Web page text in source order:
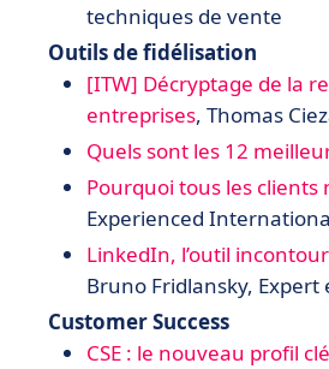
techniques de vente
Outils de fidélisation
[ITW] Décryptage de la
entreprises, Thomas
Quels sont les 12
Pourquoi tous les
Experienced
LinkedIn, l’outil
Bruno Fridlansky, Expert
Customer Success
CSE : le nouveau profil